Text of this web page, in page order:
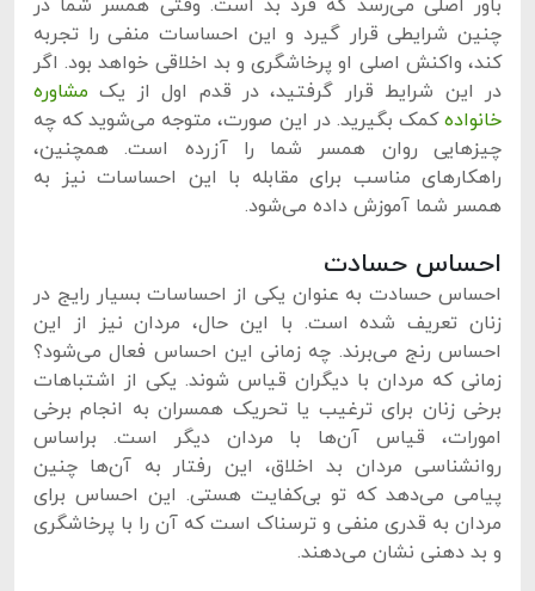
باور اصلی می‌رسد که فرد بد است. وقتی همسر شما در
چنین شرایطی قرار گیرد و این احساسات منفی را تجربه
کند، واکنش اصلی او پرخاشگری و بد اخلاقی خواهد بود. اگر
در این شرایط قرار گرفتید، در قدم اول از یک مشاوره
خانوادهکمک بگیرید. در این صورت، متوجه می‌شوید که چه
چیزهایی روان همسر شما را آزرده است. همچنین،
راهکارهای مناسب برای مقابله با این احساسات نیز به
همسر شما آموزش داده می‌شود.
احساس حسادت
احساس حسادت به عنوان یکی از احساسات بسیار رایج در
زنان تعریف شده است. با این حال، مردان نیز از این
احساس رنج می‌برند. چه زمانی این احساس فعال می‌شود؟
زمانی که مردان با دیگران قیاس شوند. یکی از اشتباهات
برخی زنان برای ترغیب یا تحریک همسران به انجام برخی
امورات، قیاس آن‌ها با مردان دیگر است. براساس
روانشناسی مردان بد اخلاق، این رفتار به آن‌ها چنین
پیامی می‌دهد که تو بی‌کفایت هستی. این احساس برای
مردان به قدری منفی و ترسناک است که آن را با پرخاشگری
و بد دهنی نشان می‌دهند.